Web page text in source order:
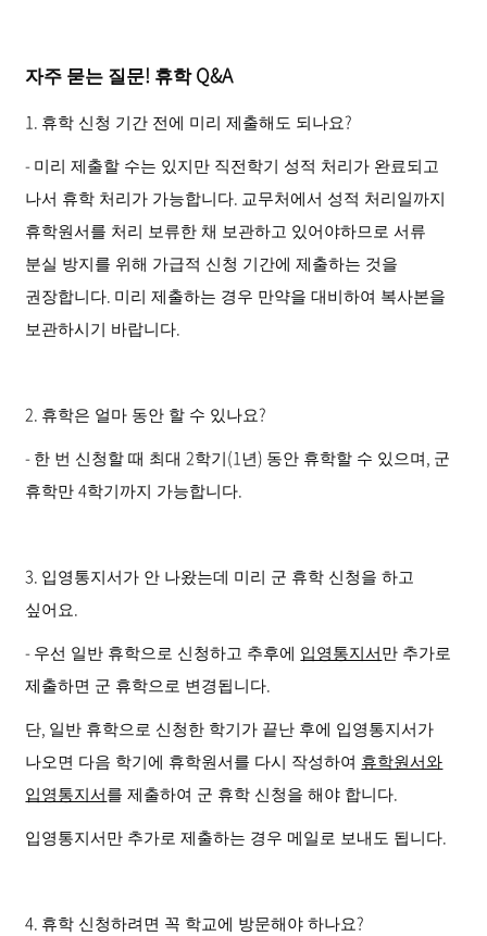
자주 묻는 질문! 휴학 Q&A
1. 휴학 신청 기간 전에 미리 제출해도 되나요?
- 미리 제출할 수는 있지만 직전학기 성적 처리가 완료되고
나서 휴학 처리가 가능합니다. 교무처에서 성적 처리일까지
휴학원서를 처리 보류한 채 보관하고 있어야하므로 서류
분실 방지를 위해 가급적 신청 기간에 제출하는 것을
권장합니다. 미리 제출하는 경우 만약을 대비하여 복사본을
보관하시기 바랍니다.
2. 휴학은 얼마 동안 할 수 있나요?
- 한 번 신청할 때 최대2학기 (1년 ) 동안 휴학할 수 있으며 , 군
휴학만4학기까지 가능합니다.
3. 입영통지서가 안 나왔는데 미리 군 휴학 신청을 하고
싶어요.
- 우선 일반 휴학으로 신청하고 추후에 입영통지서 만 추가로
제출하면 군 휴학으로 변경됩니다.
단, 일반 휴학으로 신청한 학기가 끝난 후에 입영통지서가
나오면 다음 학기에 휴학원서를 다시 작성하여 휴학원서와
입영통지서 를 제출하여 군 휴학 신청을 해야 합니다.
입영통지서만 추가로 제출하는 경우 메일로 보내도 됩니다.
4. 휴학 신청하려면 꼭 학교에 방문해야 하나요?